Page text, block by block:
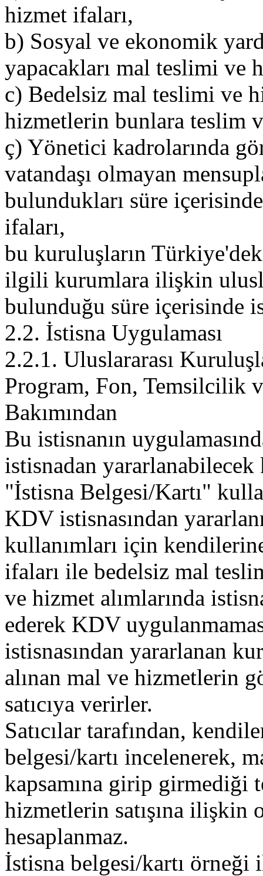
hizmet ifaları,
b) Sosyal ve ekonomik
yapacakları mal teslimi ve
c) Bedelsiz mal teslimi ve
hizmetlerin bunlara teslim
ç) Yönetici kadrolarında
vatandaşı olmayan
bulundukları süre
ifaları,
bu kuruluşların
ilgili kurumlara ilişkin
bulunduğu süre içerisinde
2.2. İstisna Uygulaması
2.2.1. Uluslararası
Program, Fon, Temsilcilik
Bakımından
Bu istisnanın
istisnadan yararlanabilecek
"İstisna Belgesi/Kartı"
KDV istisnasından
kullanımları için
ifaları ile bedelsiz mal
ve hizmet alımlarında
ederek KDV
istisnasından yararlanan
alınan mal ve hizmetlerin
satıcıya verirler.
Satıcılar tarafından,
belgesi/kartı incelenerek,
kapsamına girip girmediği
hizmetlerin satışına ilişkin
hesaplanmaz.
İstisna belgesi/kartı örneği